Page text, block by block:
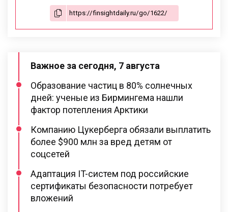
Важное за сегодня, 7 августа
Образование частиц в 80% солнечных
дней: ученые из Бирмингема нашли
фактор потепления Арктики
Компанию Цукерберга обязали выплатить
более $900 млн за вред детям от
соцсетей
Адаптация IT-систем под российские
сертификаты безопасности потребует
вложений